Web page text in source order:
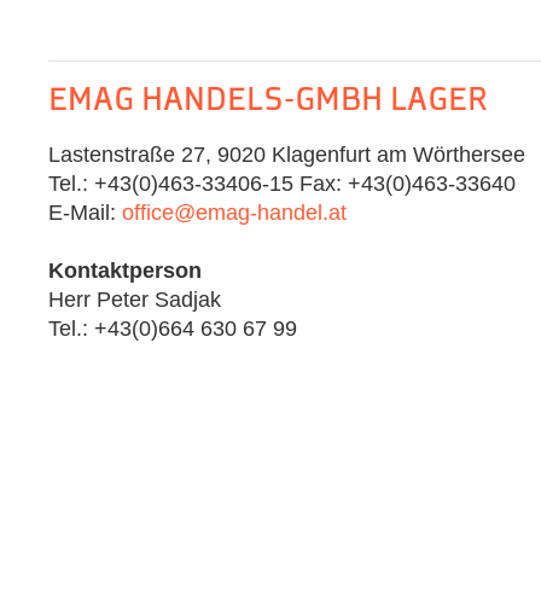
EMAG HANDELS-GMBH LAGER
Lastenstraße 27, 9020 Klagenfurt am Wörthersee
Tel.: +43(0)463-33406-15 Fax: +43(0)463-33640
E-Mail: office@emag-handel.at
Kontaktperson
Herr Peter Sadjak
Tel.: +43(0)664 630 67 99